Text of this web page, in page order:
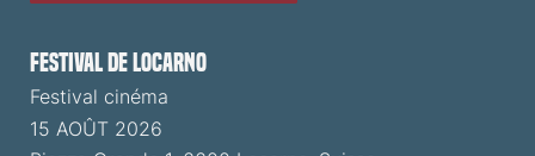
Festival de Locarno
Festival cinéma
15 AOÛT 2026